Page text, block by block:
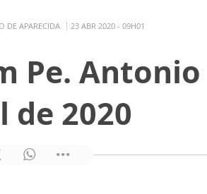
DE APARECIDA 23 ABR 2020 - 09H01
Pe.
de 2020